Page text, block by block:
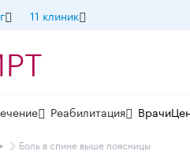
11 клиник
Реабилитация Врачи
Боль в спине выше поясницы